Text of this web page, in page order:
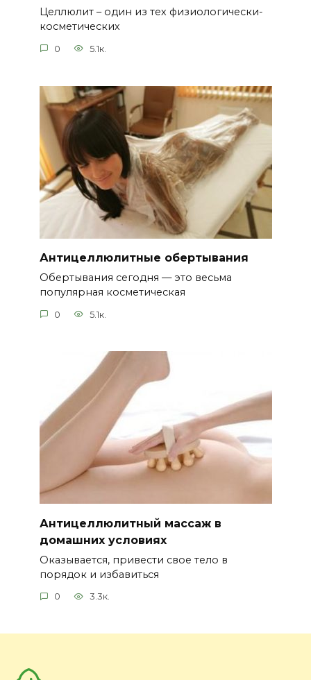
Целлюлит – один из тех физиологически-
косметических
0 5.1к.
Антицеллюлитные обертывания
Обертывания сегодня — это весьма
популярная косметическая
0 5.1к.
Антицеллюлитный массаж в
домашних условиях
Оказывается, привести свое тело в
порядок и избавиться
0 3.3к.